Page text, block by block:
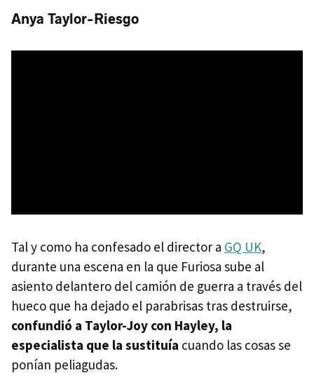
Anya Taylor-Riesgo
Tal y como ha confesado el director a GQ UK,
durante una escena en la que Furiosa sube al
asiento delantero del camión de guerra a través del
hueco que ha dejado el parabrisas tras destruirse,
confundió a Taylor-Joy con Hayley, la
especialista que la sustituía cuando las cosas se
ponían peliagudas.